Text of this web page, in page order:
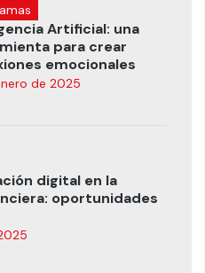
Artificial: una
para crear
emocionales
de 2025
digital en la
oportunidades